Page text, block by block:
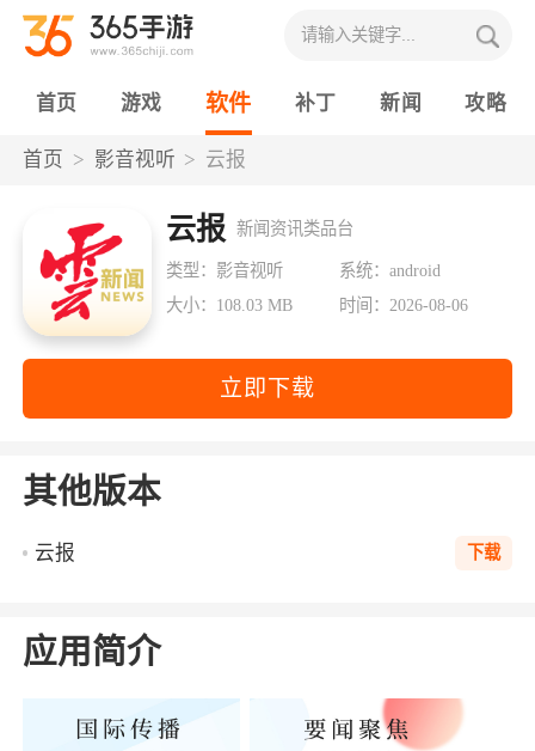
首页 游戏 软件 补丁 新闻 攻略
首页 影音视听 云报
云报 新闻资讯类品台
类型：影音视听
系统：android
大小：108.03 MB
时间：2026-08-06
立即下载
其他版本
云报 下载
应用简介